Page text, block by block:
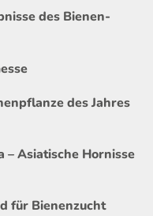
des Bienen-
des Jahres
– Asiatische Hornisse
für Bienenzucht